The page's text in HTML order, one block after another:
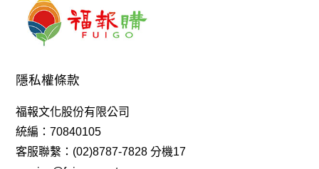
隱私權條款
福報文化股份有限公司
統編：70840105
客服聯繫：(02)8787-7828 分機17